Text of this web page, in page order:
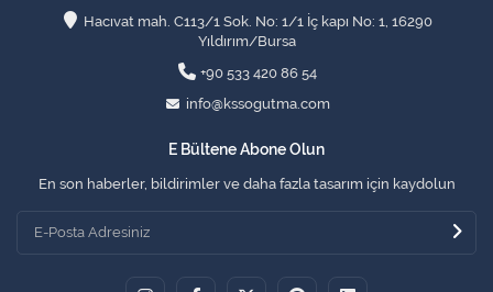
Hacıvat mah. C113/1 Sok. No: 1/1 İç kapı No: 1, 16290
Yıldırım/Bursa
+90 533 420 86 54
info@kssogutma.com
E Bültene Abone Olun
En son haberler, bildirimler ve daha fazla tasarım için kaydolun